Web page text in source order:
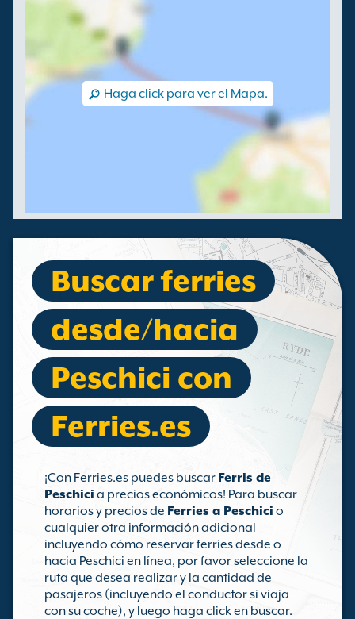
Haga click para ver el Mapa.
Buscar ferries
desde/hacia
Peschici con
Ferries.es
¡Con Ferries.es puedes buscar Ferris de
Peschici a precios económicos! Para buscar
horarios y precios de Ferries a Peschici o
cualquier otra información adicional
incluyendo cómo reservar ferries desde o
hacia Peschici en línea, por favor seleccione la
ruta que desea realizar y la cantidad de
pasajeros (incluyendo el conductor si viaja
con su coche), y luego haga click en buscar.